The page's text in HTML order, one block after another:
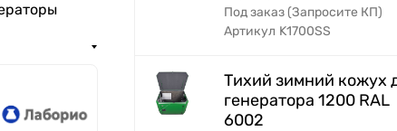
Под заказ (Запросите КП)
Артикул K1700SS
Тихий зимний кожух
генератора 1200 RAL
6002